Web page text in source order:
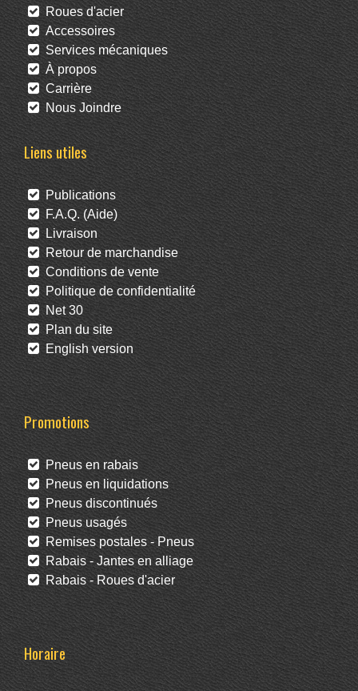
Roues d'acier
Accessoires
Services mécaniques
À propos
Carrière
Nous Joindre
Liens utiles
Publications
F.A.Q. (Aide)
Livraison
Retour de marchandise
Conditions de vente
Politique de confidentialité
Net 30
Plan du site
English version
Promotions
Pneus en rabais
Pneus en liquidations
Pneus discontinués
Pneus usagés
Remises postales - Pneus
Rabais - Jantes en alliage
Rabais - Roues d'acier
Horaire